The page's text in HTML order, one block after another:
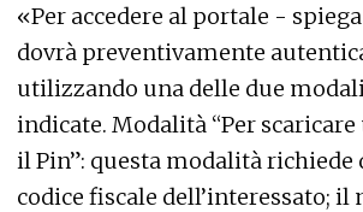
«Per accedere al portale - spiega
dovrà preventivamente
utilizzando una delle due
indicate. Modalità “Per
il Pin”: questa modalità
codice fiscale dell’interessato; il